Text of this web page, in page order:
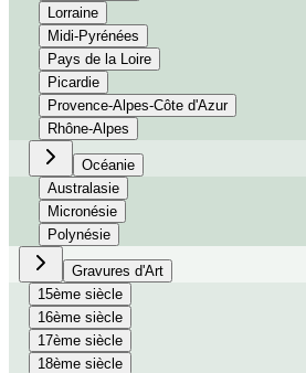
Lorraine
Midi-Pyrénées
Pays de la Loire
Picardie
Provence-Alpes-Côte d'Azur
Rhône-Alpes
Océanie
Australasie
Micronésie
Polynésie
Gravures d'Art
15ème siècle
16ème siècle
17ème siècle
18ème siècle